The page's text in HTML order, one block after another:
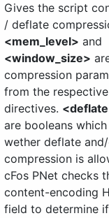
Gives the script
/ deflate
<mem_level> and
<window_size>
compression
from the
directives.
are booleans
wether deflate
compression is
cFos PNet checks
content-encoding
field to determine